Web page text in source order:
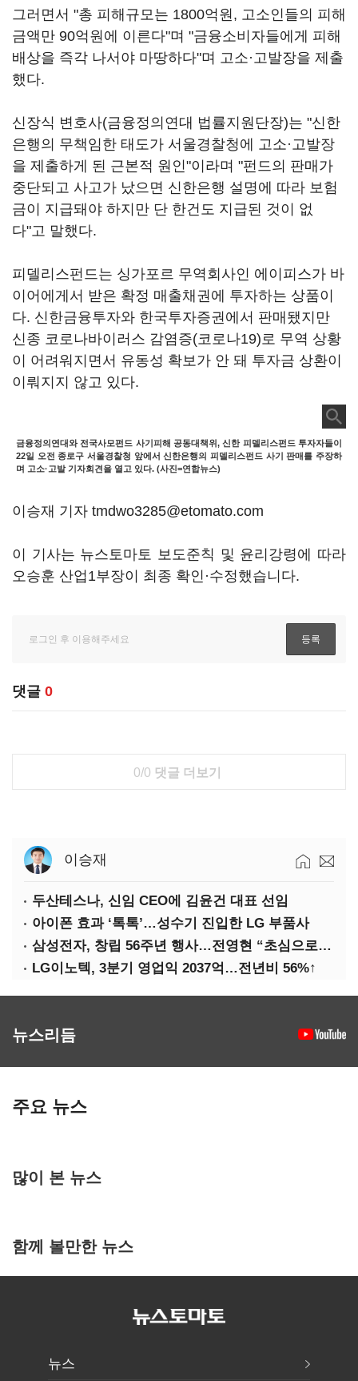
그러면서 "총 피해규모는 1800억원, 고소인들의 피해
금액만 90억원에 이른다"며 "금융소비자들에게 피해
배상을 즉각 나서야 마땅하다"며 고소·고발장을 제출
했다.
신장식 변호사(금융정의연대 법률지원단장)는 "신한
은행의 무책임한 태도가 서울경찰청에 고소·고발장
을 제출하게 된 근본적 원인"이라며 "펀드의 판매가
중단되고 사고가 났으면 신한은행 설명에 따라 보험
금이 지급돼야 하지만 단 한건도 지급된 것이 없
다"고 말했다.
피델리스펀드는 싱가포르 무역회사인 에이피스가 바
이어에게서 받은 확정 매출채권에 투자하는 상품이
다. 신한금융투자와 한국투자증권에서 판매됐지만
신종 코로나바이러스 감염증(코로나19)로 무역 상황
이 어려워지면서 유동성 확보가 안 돼 투자금 상환이
이뤄지지 않고 있다.
금융정의연대와 전국사모펀드 사기피해 공동대책위, 신한 피델리스펀드 투자자들이
22일 오전 종로구 서울경찰청 앞에서 신한은행의 피델리스펀드 사기 판매를 주장하
며 고소·고발 기자회견을 열고 있다. (사진=연합뉴스)
이승재 기자 tmdwo3285@etomato.com
이 기사는 뉴스토마토 보도준칙 및 윤리강령에 따라
오승훈 산업1부장이 최종 확인·수정했습니다.
댓글 0
0/0 댓글 더보기
이승재
두산테스나, 신임 CEO에 김윤건 대표 선임
아이폰 효과 ‘톡톡’…성수기 진입한 LG 부품사
삼성전자, 창립 56주년 행사…전영현 “초심으로 경쟁력 회복해야”
LG이노텍, 3분기 영업익 2037억…전년비 56%↑
뉴스리듬
주요 뉴스
많이 본 뉴스
함께 볼만한 뉴스
뉴스